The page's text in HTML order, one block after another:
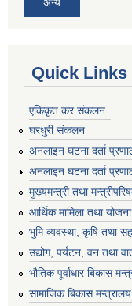
Quick Links
एकिकृत कर संकलन
घरधुरी संकलन
अनलाइन घटना दर्ता
अनलाइन घटना दर्ता
मुख्यमन्त्री तथा
आर्थिक मामिला तथा
भुमि व्यवस्था, कृषि तथा
उद्योग, पर्यटन, वन तथा
भौतिक पूर्वाधार बिकास
सामाजिक बिकास